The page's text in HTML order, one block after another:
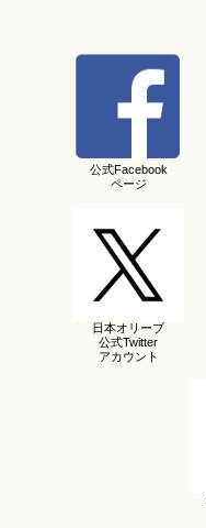
公式Facebook
ページ
日本オリーブ
公式Twitter
アカウント